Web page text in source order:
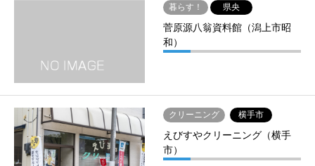
暮らす！ 県央
菅原源八翁資料館（潟上市昭
和）
クリーニング 横手市
えびすやクリーニング（横手
市）